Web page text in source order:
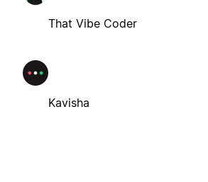
That Vibe Coder
Kavisha